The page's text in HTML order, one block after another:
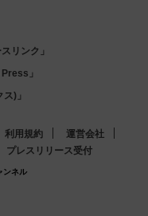
リンク」
」
)」
利用規約
運営会社
プレスリリース受付
ンネル